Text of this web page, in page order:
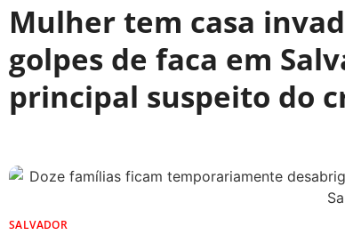
Mulher tem casa
golpes de faca em
principal suspeito do
SALVADOR